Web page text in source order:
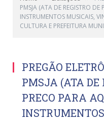
PMSJA (ATA DE REGISTRO
INSTRUMENTOS MUSICAIS,
CULTURA E PREFEITURA
PREGÃO
PMSJA (ATA DE
PRECO PARA